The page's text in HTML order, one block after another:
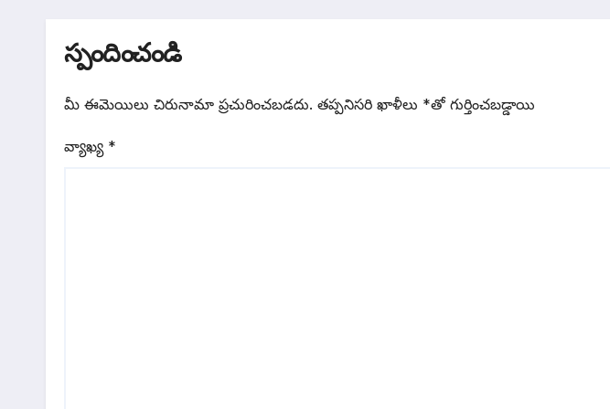
స్పందించండి
మీ ఈమెయిలు చిరునామా ప్రచురించబడదు. తప్పనిసరి ఖాళీలు *‌తో గుర్తించబడ్డాయి
వ్యాఖ్య *